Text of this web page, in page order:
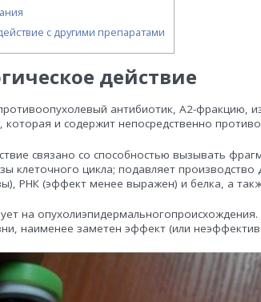
с другими препаратами
действие
антибиотик, A2-фракцию,
которая и содержит непосредственно
связано со способностью вызывать
клеточного цикла; подавляет
РНК (эффект менее выражен) и белка, а
на
наименее заметен эффект (или